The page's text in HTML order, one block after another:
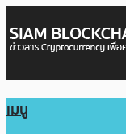
เมนู